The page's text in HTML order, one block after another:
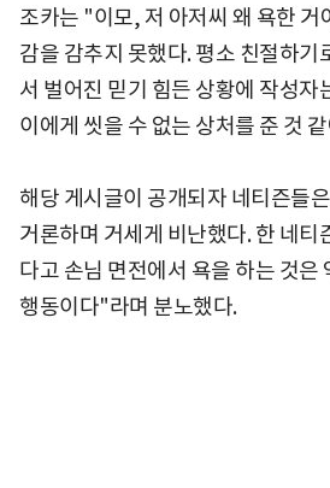
조카는 "이모, 저 아저씨 왜 욕한
감을 감추지 못했다. 평소 친절하기
서 벌어진 믿기 힘든 상황에 작성자
이에게 씻을 수 없는 상처를 준 것
해당 게시글이 공개되자 네티즌들
거론하며 거세게 비난했다. 한 네
다고 손님 면전에서 욕을 하는 것은
행동이다"라며 분노했다.